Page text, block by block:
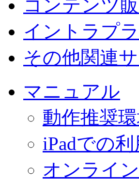
コンテンツ
イントラプ
その他関連
マニュアル
動作推奨
iPadでの
オンライ